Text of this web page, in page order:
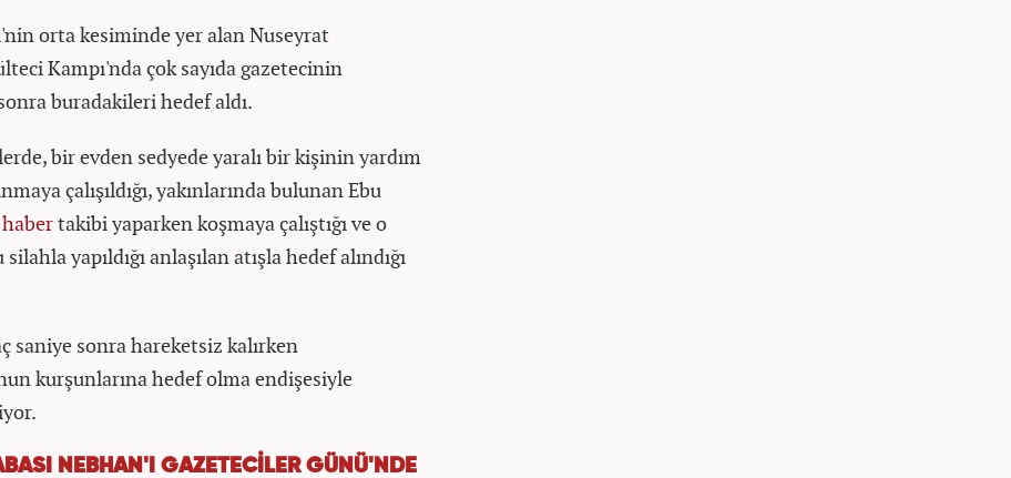
orta kesiminde yer alan Nuseyrat
Kampı'nda çok sayıda gazetecinin
buradakileri hedef aldı.
bir evden sedyede yaralı bir kişinin yardım
çalışıldığı, yakınlarında bulunan Ebu
habertakibi yaparken koşmaya çalıştığı ve o
yapıldığı anlaşılan atışla hedef alındığı
saniye sonra hareketsiz kalırken
kurşunlarına hedef olma endişesiyle
NEBHAN'I GAZETECİLER GÜNÜ'NDE